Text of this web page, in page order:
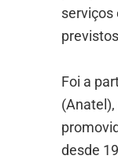
serviços
Foi a
desde